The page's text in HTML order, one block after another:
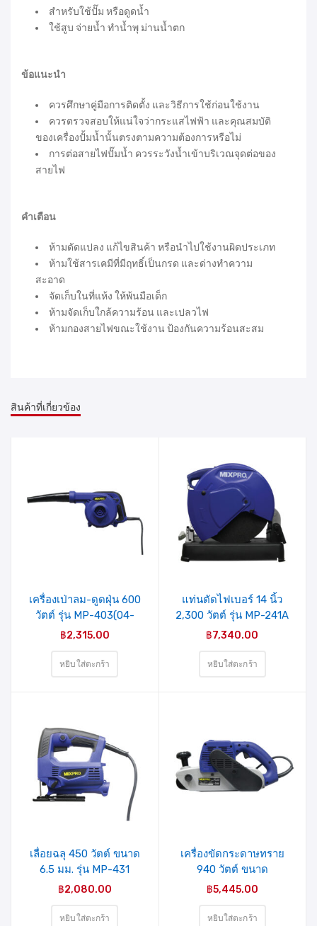
สำหรับใช้ปั๊ม หรือดูดน้ำ
ใช้สูบ จ่ายน้ำ ทำน้ำพุ ม่านน้ำตก
ข้อแนะนำ
ควรศึกษาคู่มือการติดตั้ง และวิธีการใช้ก่อนใช้งาน
ควรตรวจสอบให้แน่ใจว่ากระแสไฟฟ้า และคุณสมบัติ
ของเครื่องปั้มน้ำนั้นตรงตามความต้องการหรือไม่
การต่อสายไฟปั๊มน้ำ ควรระวังน้ำเข้าบริเวณจุดต่อของ
สายไฟ
คำเตือน
ห้ามดัดแปลง แก้ไขสินค้า หรือนำไปใช้งานผิดประเภท
ห้ามใช้สารเคมีที่มีฤทธิ์เป็นกรด และด่างทำความ
สะอาด
จัดเก็บในที่แห้ง ให้พ้นมือเด็ก
ห้ามจัดเก็บใกล้ความร้อน และเปลวไฟ
ห้ามกองสายไฟขณะใช้งาน ป้องกันความร้อนสะสม
สินค้าที่เกี่ยวข้อง
เครื่องเป่าลม-ดูดฝุ่น 600
วัตต์ รุ่น MP-403(04-
009-005) MIXPRO
฿2,315.00
หยิบใส่ตะกร้า
ชอบ
แท่นตัดไฟเบอร์ 14 นิ้ว
2,300 วัตต์ รุ่น MP-241A
MIXPRO
฿7,340.00
หยิบใส่ตะกร้า
เลื่อยฉลุ 450 วัตต์ ขนาด
6.5 มม. รุ่น MP-431
MIXPRO
฿2,080.00
หยิบใส่ตะกร้า
เครื่องขัดกระดาษทราย
940 วัตต์ ขนาด
100×610มม. รุ่น MP-940
฿5,445.00
หยิบใส่ตะกร้า